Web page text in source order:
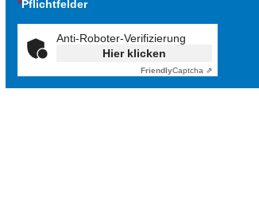
*Pflichtfelder
Anti-Roboter-Verifizierung
Hier klicken
FriendlyCaptcha ⇗